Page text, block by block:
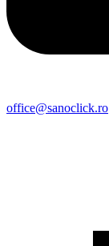
office@sanoclick.ro